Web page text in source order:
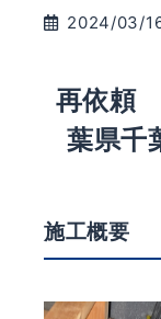
2024/03/
再依頼
葉県千
施工概要